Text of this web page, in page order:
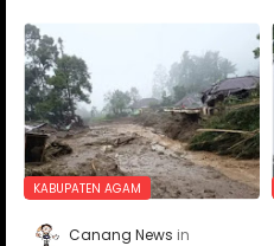
KABUPATEN AGAM
Canang News